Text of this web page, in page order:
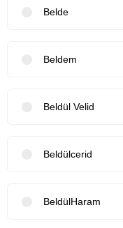
Belde
Beldem
Beldül Velid
Beldülcerid
BeldülHaram